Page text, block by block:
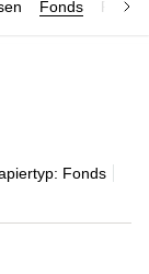
Fonds
Fonds